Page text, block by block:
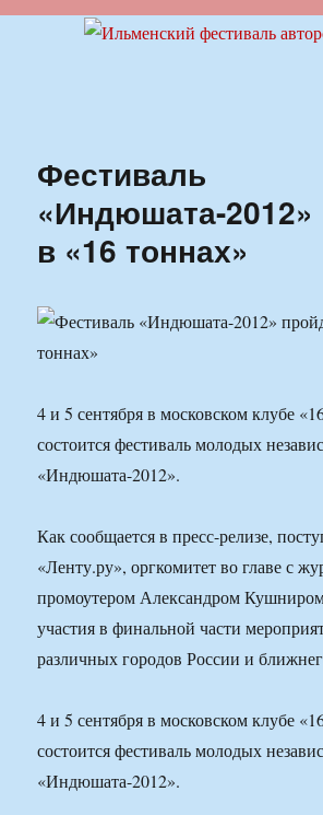
Ильменский фестиваль
Фестиваль
«Индюшата-2012»
в «16 тоннах»
4 и 5 сентября в московском клубе
состоится фестиваль молодых
«Индюшата-2012».
Как сообщается в пресс-релизе,
«Ленту.ру», оргкомитет во главе с
промоутером Александром
участия в финальной части
различных городов России и
4 и 5 сентября в московском клубе
состоится фестиваль молодых
«Индюшата-2012».